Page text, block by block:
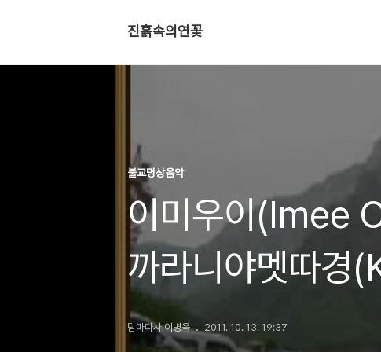
진흙속의연꽃
불교명상음악
이미우이(Imee
까라니야멧따
필수자애경)
담마다사 이병욱 2011. 10. 13. 19:37